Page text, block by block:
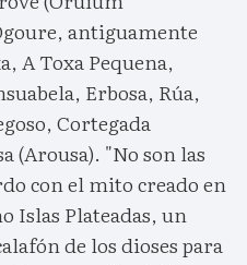
antiguamente
A Toxa Pequena,
Erbosa, Rúa,
Cortegada
(Arousa). "No son las
con el mito creado en
Islas Plateadas, un
de los dioses para